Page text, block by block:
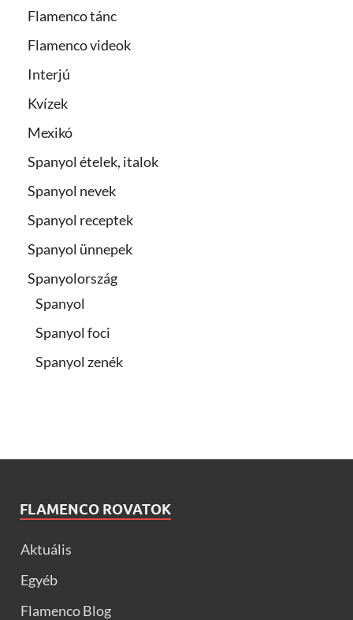
Flamenco tánc
Flamenco videok
Interjú
Kvízek
Mexikó
Spanyol ételek, italok
Spanyol nevek
Spanyol receptek
Spanyol ünnepek
Spanyolország
Spanyol
Spanyol foci
Spanyol zenék
FLAMENCO ROVATOK
Aktuális
Egyéb
Flamenco Blog